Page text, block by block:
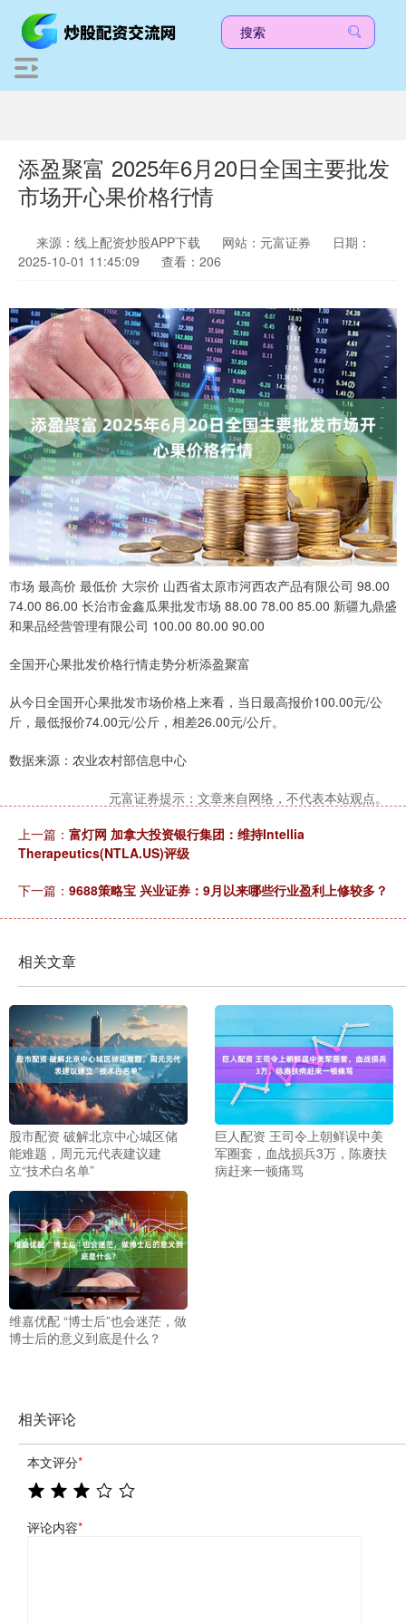
添盈聚富 2025年6月20日全国主要批发
市场开心果价格行情
来源：线上配资炒股APP下载 网站：元富证券
日期：
2025-10-01 11:45:09
查看：206
市场 最高价 最低价 大宗价 山西省太原市河西农产品有限公司 98.00
74.00 86.00 长治市金鑫瓜果批发市场 88.00 78.00 85.00 新疆九鼎盛
和果品经营管理有限公司 100.00 80.00 90.00
全国开心果批发价格行情走势分析添盈聚富
从今日全国开心果批发市场价格上来看，当日最高报价100.00元/公
斤，最低报价74.00元/公斤，相差26.00元/公斤。
数据来源：农业农村部信息中心
元富证券提示：文章来自网络，不代表本站观点。
上一篇： 富灯网 加拿大投资银行集团：维持Intellia
Therapeutics(NTLA.US)评级
下一篇： 9688策略宝 兴业证券：9月以来哪些行业盈利上修较多？
相关文章
股市配资 破解北京中心城区储
能难题，周元元代表建议建
立“技术白名单”
巨人配资 王司令上朝鲜误中美
军圈套，血战损兵3万，陈赓扶
病赶来一顿痛骂
维嘉优配 “博士后”也会迷茫，做
博士后的意义到底是什么？
相关评论
本文评分*
评论内容*